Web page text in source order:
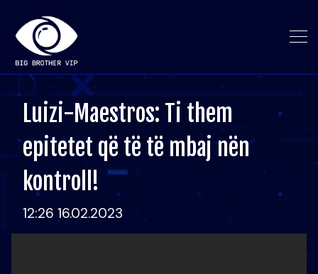
Luizi-Maestros: Ti them
epitetet që të të mbaj nën
kontroll!
12:26 16.02.2023